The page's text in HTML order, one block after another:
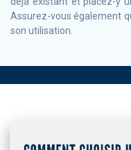
Assurez-vous également
son utilisation.